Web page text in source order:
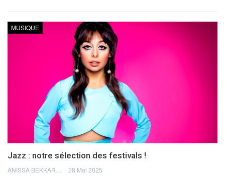
MUSIQUE
Jazz : notre sélection des festivals !
28 Mai 2025